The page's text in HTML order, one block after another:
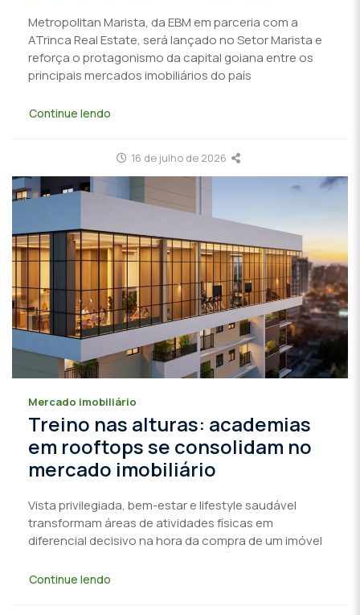
Metropolitan Marista, da EBM em parceria com a
ATrinca Real Estate, será lançado no Setor Marista e
reforça o protagonismo da capital goiana entre os
principais mercados imobiliários do país
Continue lendo
16 de julho de 2026
Mercado imobiliário
Treino nas alturas: academias
em rooftops se consolidam no
mercado imobiliário
Vista privilegiada, bem-estar e lifestyle saudável
transformam áreas de atividades físicas em
diferencial decisivo na hora da compra de um imóvel
Continue lendo